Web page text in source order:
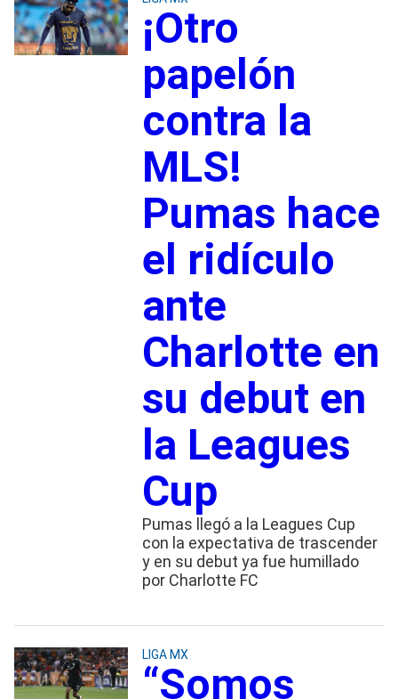
¡Otro
papelón
contra la
MLS!
Pumas hace
el ridículo
ante
Charlotte en
su debut en
la Leagues
Cup
Pumas llegó a la Leagues Cup
con la expectativa de trascender
y en su debut ya fue humillado
por Charlotte FC
LIGA MX
“Somos